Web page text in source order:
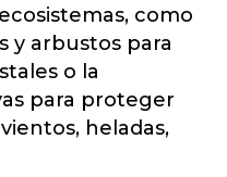
como
y arbustos para
o la
para proteger
heladas,